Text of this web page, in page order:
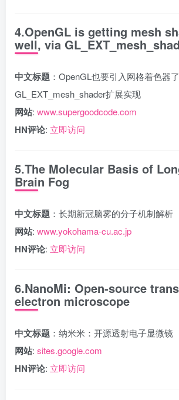
4.OpenGL is getting mesh
well, via
中文标题 ：OpenGL也要引入网格着色器
GL_EXT_mesh_shader扩展实现
网站: www.supergoodcode.com
HN评论: 立即访问
5.The Molecular Basis of
Brain Fog
中文标题 ：长期新冠脑雾的分子机制解析
网站: www.yokohama-cu.ac.jp
HN评论: 立即访问
6.NanoMi: Open-source
electron microscope
中文标题 ：纳米米：开源透射电子显微镜
网站: sites.google.com
HN评论: 立即访问